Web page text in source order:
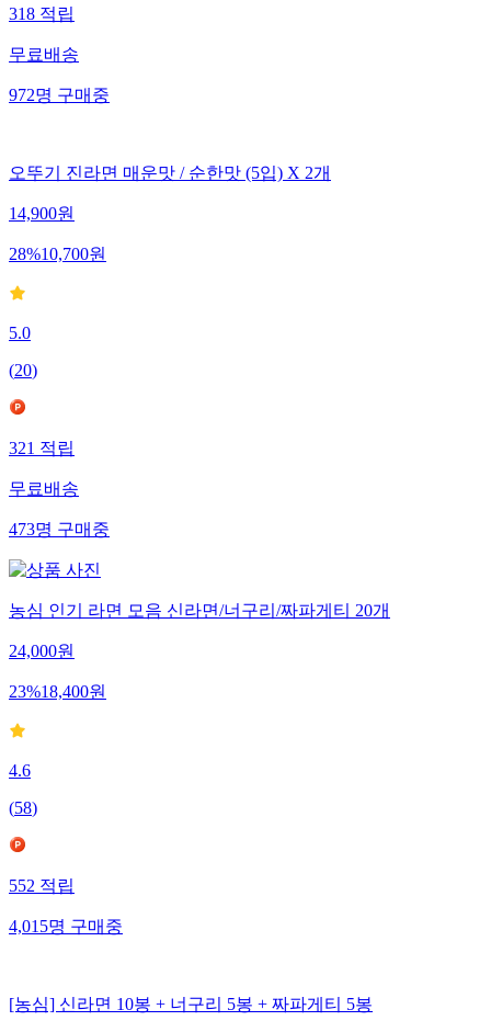
318적립
무료배송
972명구매중
오뚜기 진라면 매운맛 / 순한맛 (5입) X 2개
14,900원
28%10,700원
5.0
(20)
321적립
무료배송
473명구매중
농심 인기 라면 모음 신라면/너구리/짜파게티 20개
24,000원
23%18,400원
4.6
(58)
552적립
4,015명구매중
[농심] 신라면 10봉 + 너구리 5봉 + 짜파게티 5봉